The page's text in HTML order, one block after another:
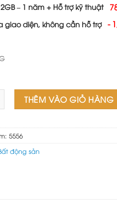
– 1 năm + Hỗ trợ kỹ thuật
giao diện, không cần hỗ trợ -
động sản 7 số lượng
THÊM VÀO GIỎ HÀNG
5556
động sản